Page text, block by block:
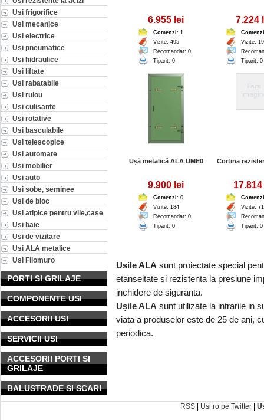
Usi frigorifice
Usi mecanice
Usi electrice
Usi pneumatice
Usi hidraulice
Usi liftate
Usi rabatabile
Usi rulou
Usi culisante
Usi rotative
Usi basculabile
Usi telescopice
Usi automate
Usi mobilier
Usi auto
Usi sobe, seminee
Usi de bloc
Usi atipice pentru vile,case
Usi baie
Usi de vizitare
Usi ALA metalice
Usi Filomuro
PORTI SI GRILAJE
COMPONENTE USI
ACCESORII USI
SERVICII USI
ACCESORII PORTI SI
GRILAJE
BALUSTRADE SI SCARI
6.955 lei
Comenzi: 1
Vizite: 495
Recomandat: 0
Tiparit: 0
7.224
Comenzi
Vizite:
Tiparit: 0
Ușă metalică ALA UME0
9.900 lei
Comenzi: 0
Vizite: 184
Recomandat: 0
Tiparit: 0
Cortina
Comenzi
Vizite:
Tiparit: 0
Usile ALA sunt proiectate special
etanseitate si rezistenta la presiune
inchidere de siguranta.
Ușile ALA sunt utilizate la intrarile in
viata a produselor este de 25 de ani,
periodica.
RSS | Usi.ro pe Twitter |